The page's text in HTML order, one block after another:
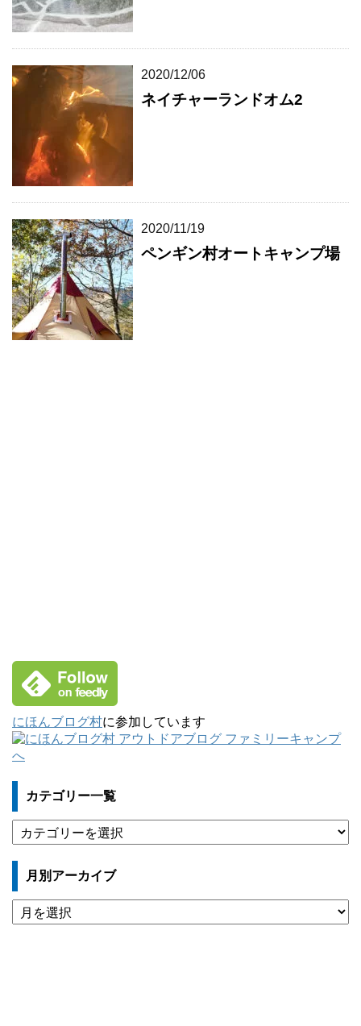
2020/12/06
ネイチャーランドオム2
2020/11/19
ペンギン村オートキャンプ場
にほんブログ村に参加しています
カテゴリー一覧
テ
ゴ
ー
一
覧
月別アーカイブ
月
別